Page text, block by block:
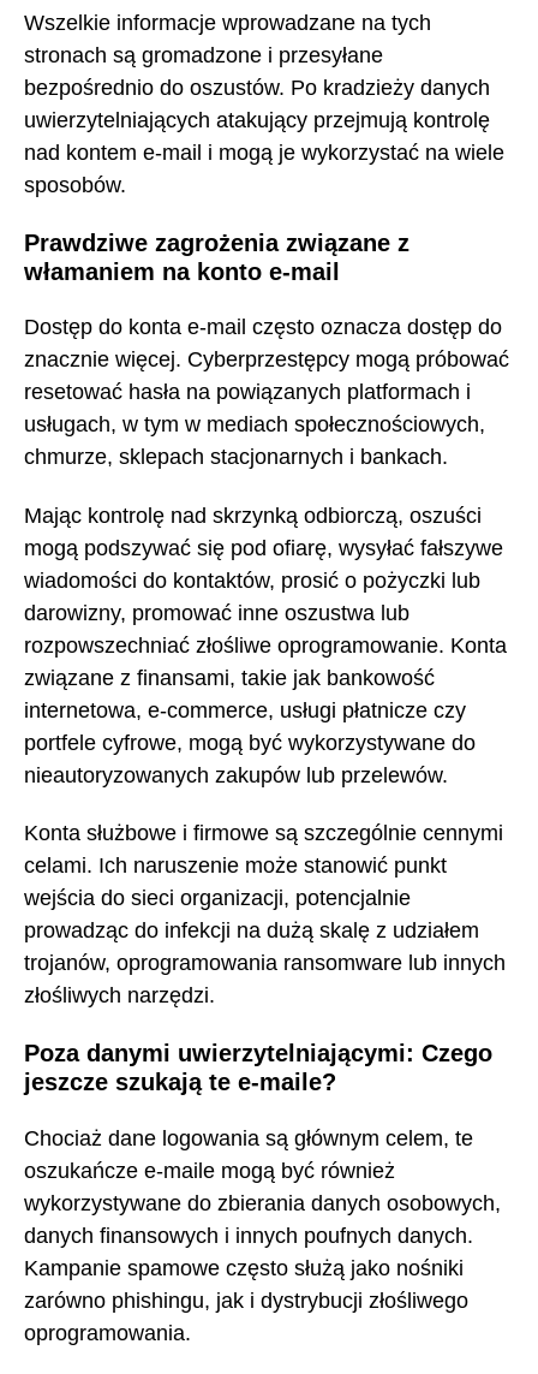
Wszelkie informacje wprowadzane na tych
stronach są gromadzone i przesyłane
bezpośrednio do oszustów. Po kradzieży danych
uwierzytelniających atakujący przejmują kontrolę
nad kontem e-mail i mogą je wykorzystać na wiele
sposobów.
Prawdziwe zagrożenia związane z
włamaniem na konto e-mail
Dostęp do konta e-mail często oznacza dostęp do
znacznie więcej. Cyberprzestępcy mogą próbować
resetować hasła na powiązanych platformach i
usługach, w tym w mediach społecznościowych,
chmurze, sklepach stacjonarnych i bankach.
Mając kontrolę nad skrzynką odbiorczą, oszuści
mogą podszywać się pod ofiarę, wysyłać fałszywe
wiadomości do kontaktów, prosić o pożyczki lub
darowizny, promować inne oszustwa lub
rozpowszechniać złośliwe oprogramowanie. Konta
związane z finansami, takie jak bankowość
internetowa, e-commerce, usługi płatnicze czy
portfele cyfrowe, mogą być wykorzystywane do
nieautoryzowanych zakupów lub przelewów.
Konta służbowe i firmowe są szczególnie cennymi
celami. Ich naruszenie może stanowić punkt
wejścia do sieci organizacji, potencjalnie
prowadząc do infekcji na dużą skalę z udziałem
trojanów, oprogramowania ransomware lub innych
złośliwych narzędzi.
Poza danymi uwierzytelniającymi: Czego
jeszcze szukają te e-maile?
Chociaż dane logowania są głównym celem, te
oszukańcze e-maile mogą być również
wykorzystywane do zbierania danych osobowych,
danych finansowych i innych poufnych danych.
Kampanie spamowe często służą jako nośniki
zarówno phishingu, jak i dystrybucji złośliwego
oprogramowania.